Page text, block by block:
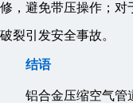
修，避免带压操作；对
破裂引发安全事故。
结语
铝合金压缩空气管